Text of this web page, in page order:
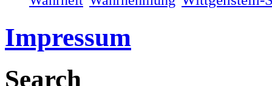
Impressum
Search